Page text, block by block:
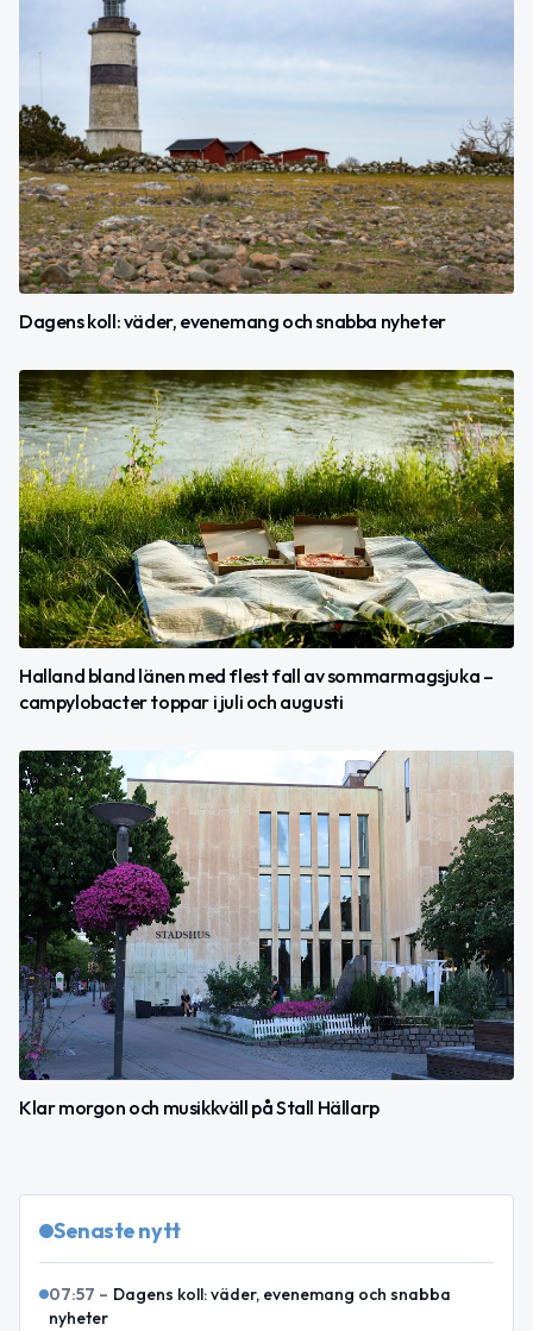
Dagens koll: väder, evenemang och snabba nyheter
Halland bland länen med flest fall av sommarmagsjuka –
campylobacter toppar i juli och augusti
Klar morgon och musikkväll på Stall Hällarp
Senaste nytt
07:57 – Dagens koll: väder, evenemang och snabba
nyheter